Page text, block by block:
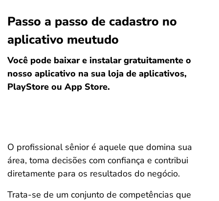
Passo a passo de cadastro no
aplicativo meutudo
Você pode baixar e instalar gratuitamente o
nosso aplicativo na sua loja de aplicativos,
PlayStore ou App Store.
O profissional sênior é aquele que domina sua
área, toma decisões com confiança e contribui
diretamente para os resultados do negócio.
Trata-se de um conjunto de competências que